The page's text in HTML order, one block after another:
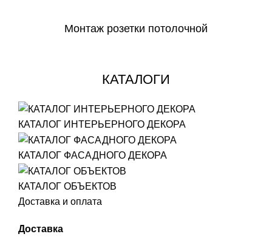
Монтаж розетки потолочной
КАТАЛОГИ
КАТАЛОГ ИНТЕРЬЕРНОГО ДЕКОРА
КАТАЛОГ ФАСАДНОГО ДЕКОРА
КАТАЛОГ ОБЪЕКТОВ
Доставка и оплата
Доставка